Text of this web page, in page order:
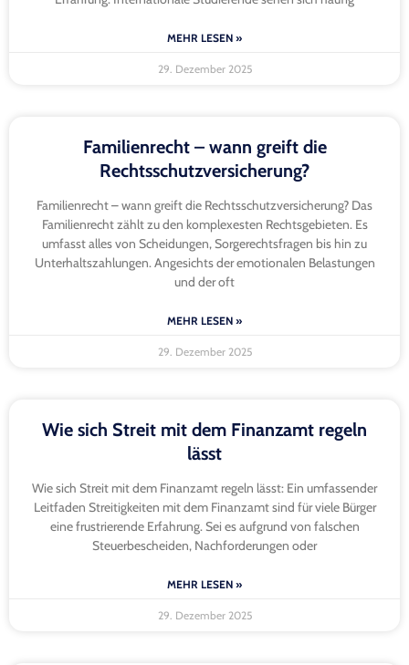
MEHR LESEN »
29. Dezember 2025
Familienrecht – wann greift die
Rechtsschutzversicherung?
Familienrecht – wann greift die Rechtsschutzversicherung? Das
Familienrecht zählt zu den komplexesten Rechtsgebieten. Es
umfasst alles von Scheidungen, Sorgerechtsfragen bis hin zu
Unterhaltszahlungen. Angesichts der emotionalen Belastungen
und der oft
MEHR LESEN »
29. Dezember 2025
Wie sich Streit mit dem Finanzamt regeln
lässt
Wie sich Streit mit dem Finanzamt regeln lässt: Ein umfassender
Leitfaden Streitigkeiten mit dem Finanzamt sind für viele Bürger
eine frustrierende Erfahrung. Sei es aufgrund von falschen
Steuerbescheiden, Nachforderungen oder
MEHR LESEN »
29. Dezember 2025